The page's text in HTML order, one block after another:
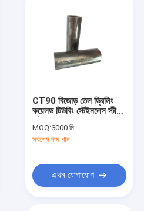
CT90 বিজোড় তেল ড্রিলিং
কয়েলড টিউবিং স্টেইনলেস স্টীল
MOQ:3000 মি
সর্বশেষ দাম পান
এখন যোগাযোগ